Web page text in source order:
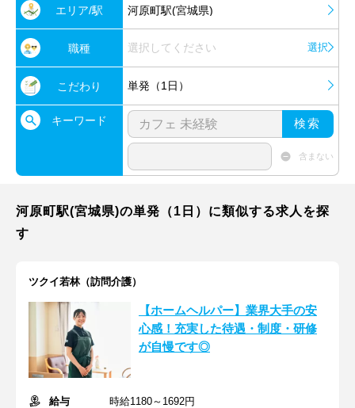
エリア/駅 河原町駅(宮城県)
職種 選択してください 選択
こだわり 単発（1日）
キーワード 検索
含まない
河原町駅(宮城県)の単発（1日）に類似する求人を探
す
ツクイ若林（訪問介護）
【ホームヘルパー】業界大手の安
心感！充実した待遇・制度・研修
が自慢です◎
給与
時給1180～1692円